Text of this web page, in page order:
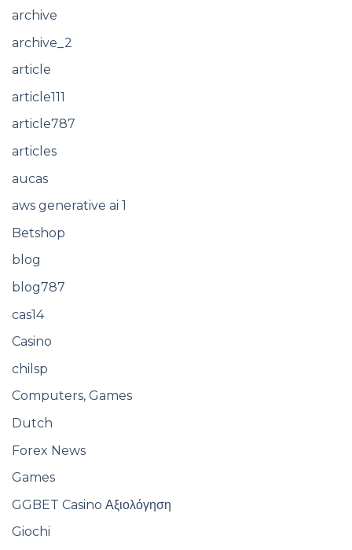
archive
archive_2
article
article111
article787
articles
aucas
aws generative ai 1
Betshop
blog
blog787
cas14
Casino
chilsp
Computers, Games
Dutch
Forex News
Games
GGBET Casino Αξιολόγηση
Giochi